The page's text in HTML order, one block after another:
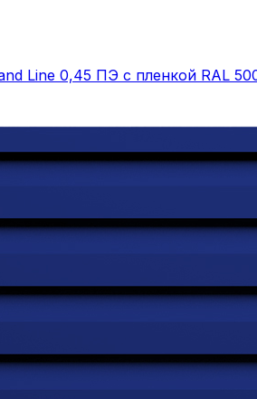
Line 0,45 ПЭ с пленкой RAL